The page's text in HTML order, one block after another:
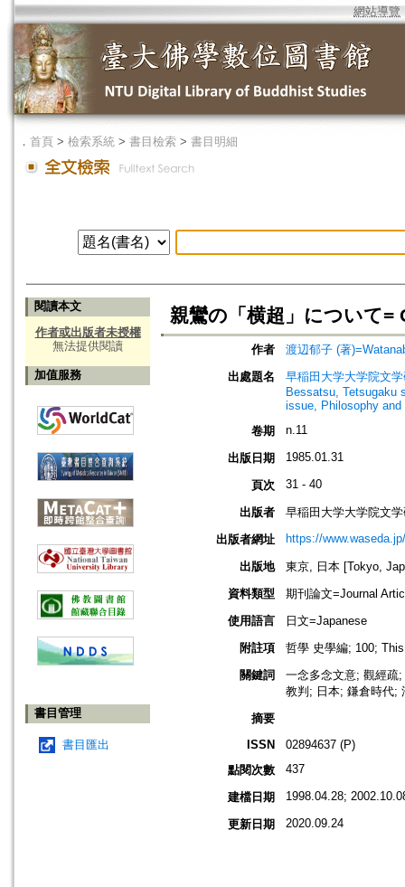
網站導覽
． 首頁 > 檢索系統 > 書目檢索 > 書目明細
閱讀本文
作者或出版者未授權
無法提供閱讀
加值服務
書目管理
書目匯出
親鸞の「横超」について
作者
渡辺郁子 (著
出處題名
早稲田大学大学院文
Bessatsu, Tetsugaku
issue, Philosophy and
卷期
n.11
出版日期 1985.01.31
頁次 31 - 40
出版者
早稲田大学大学院文
出版者網址
https://
出版地
東京, 日本 [Tokyo,
資料類型
期刊論文=Journal
使用語言
日文=Japanese
附註項
哲學 史學編; 100;
關鍵詞
一念多念文意; 觀經疏
教判; 日本; 鎌倉時代;
摘要
ISSN
02894637 (P)
點閱次數
437
建檔日期 1998.04.28;
更新日期 2020.09.24